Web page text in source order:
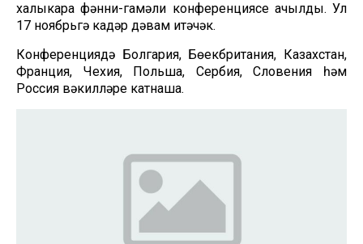
халыкара фәнни-гамәли конференциясе ачылды. Ул
17 ноябрьгә кадәр дәвам итәчәк.
Конференциядә Болгария, Бөекбритания, Казахстан,
Франция, Чехия, Польша, Сербия, Словения һәм
Россия вәкилләре катнаша.